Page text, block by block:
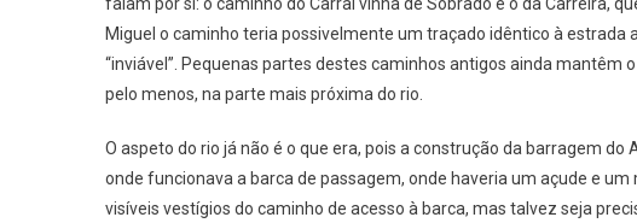
Miguel o caminho teria possivelmente um traçado idêntico à
“inviável”. Pequenas partes destes caminhos antigos ainda
pelo menos, na parte mais próxima do rio.
O aspeto do rio já não é o que era, pois a construção da barragem
onde funcionava a barca de passagem, onde haveria um açude e
visíveis vestígios do caminho de acesso à barca, mas talvez seja